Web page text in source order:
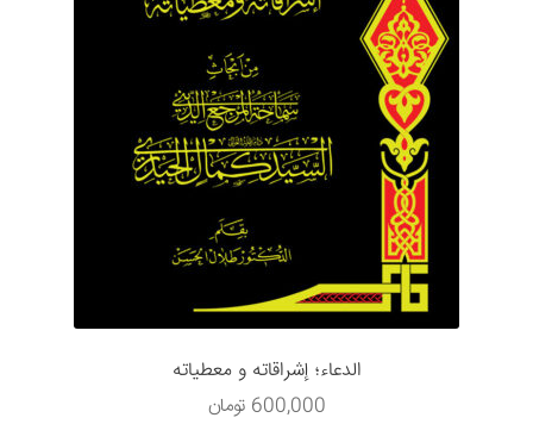
تماس با ما
ثبت شکایات
حساب کاربری من
قوانین و مقررات
الدعاء؛ إشراقاته و معطیاته
600,000 تومان